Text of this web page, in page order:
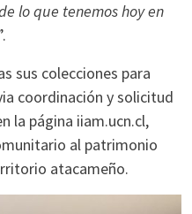
lo que tenemos hoy en
sus colecciones para
coordinación y solicitud
la página iiam.ucn.cl,
al patrimonio
atacameño.